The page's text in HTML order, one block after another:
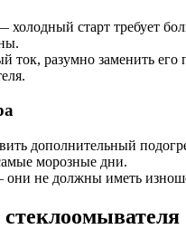
холодный старт требует
ток, разумно заменить
дополнительный
морозные дни.
не должны иметь